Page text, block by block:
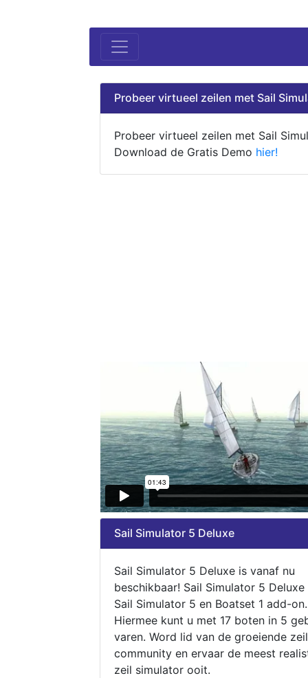
Probeer virtueel zeilen met Sail
Probeer virtueel zeilen met Sail
Download de Gratis Demo hier!
Sail Simulator 5 Deluxe
Sail Simulator 5 Deluxe is vanaf nu
beschikbaar! Sail Simulator 5
Sail Simulator 5 en Boatset 1 add-on.
Hiermee kunt u met 17 boten in 5
varen. Word lid van de groeiende zeil
community en ervaar de meest
zeil simulator ooit.